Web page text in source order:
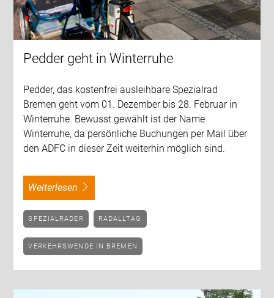
Pedder geht in Winterruhe
Pedder, das kostenfrei ausleihbare Spezialrad
Bremen geht vom 01. Dezember bis 28. Februar in
Winterruhe. Bewusst gewählt ist der Name
Winterruhe, da persönliche Buchungen per Mail über
den ADFC in dieser Zeit weiterhin möglich sind.
weiterlesen
SPEZIALRÄDER RADALLTAG
VERKEHRSWENDE IN BREMEN